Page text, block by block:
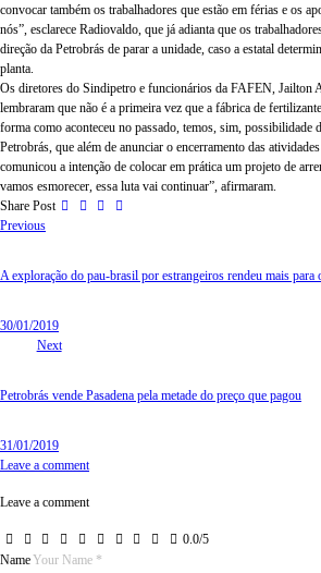
convocar também os trabalhadores que estão em férias e os
nós”, esclarece Radiovaldo, que já adianta que os
direção da Petrobrás de parar a unidade, caso a estatal
planta.
Os diretores do Sindipetro e funcionários da FAFEN, Jailton
lembraram que não é a primeira vez que a fábrica de
forma como aconteceu no passado, temos, sim, possibilidade
Petrobrás, que além de anunciar o encerramento das
comunicou a intenção de colocar em prática um projeto de
vamos esmorecer, essa luta vai continuar”, afirmaram.
Share Post
Previous
A exploração do pau-brasil por estrangeiros rendeu mais
30/01/2019
Next
Petrobrás vende Pasadena pela metade do preço que pagou
31/01/2019
Leave a comment
Leave a comment
0.0/5
Name